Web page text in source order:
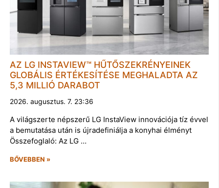
AZ LG INSTAVIEW™ HŰTŐSZEKRÉNYEINEK
GLOBÁLIS ÉRTÉKESÍTÉSE MEGHALADTA AZ
5,3 MILLIÓ DARABOT
2026. augusztus. 7. 23:36
A világszerte népszerű LG InstaView innovációja tíz évvel
a bemutatása után is újradefiniálja a konyhai élményt
Összefoglaló: Az LG …
BŐVEBBEN »